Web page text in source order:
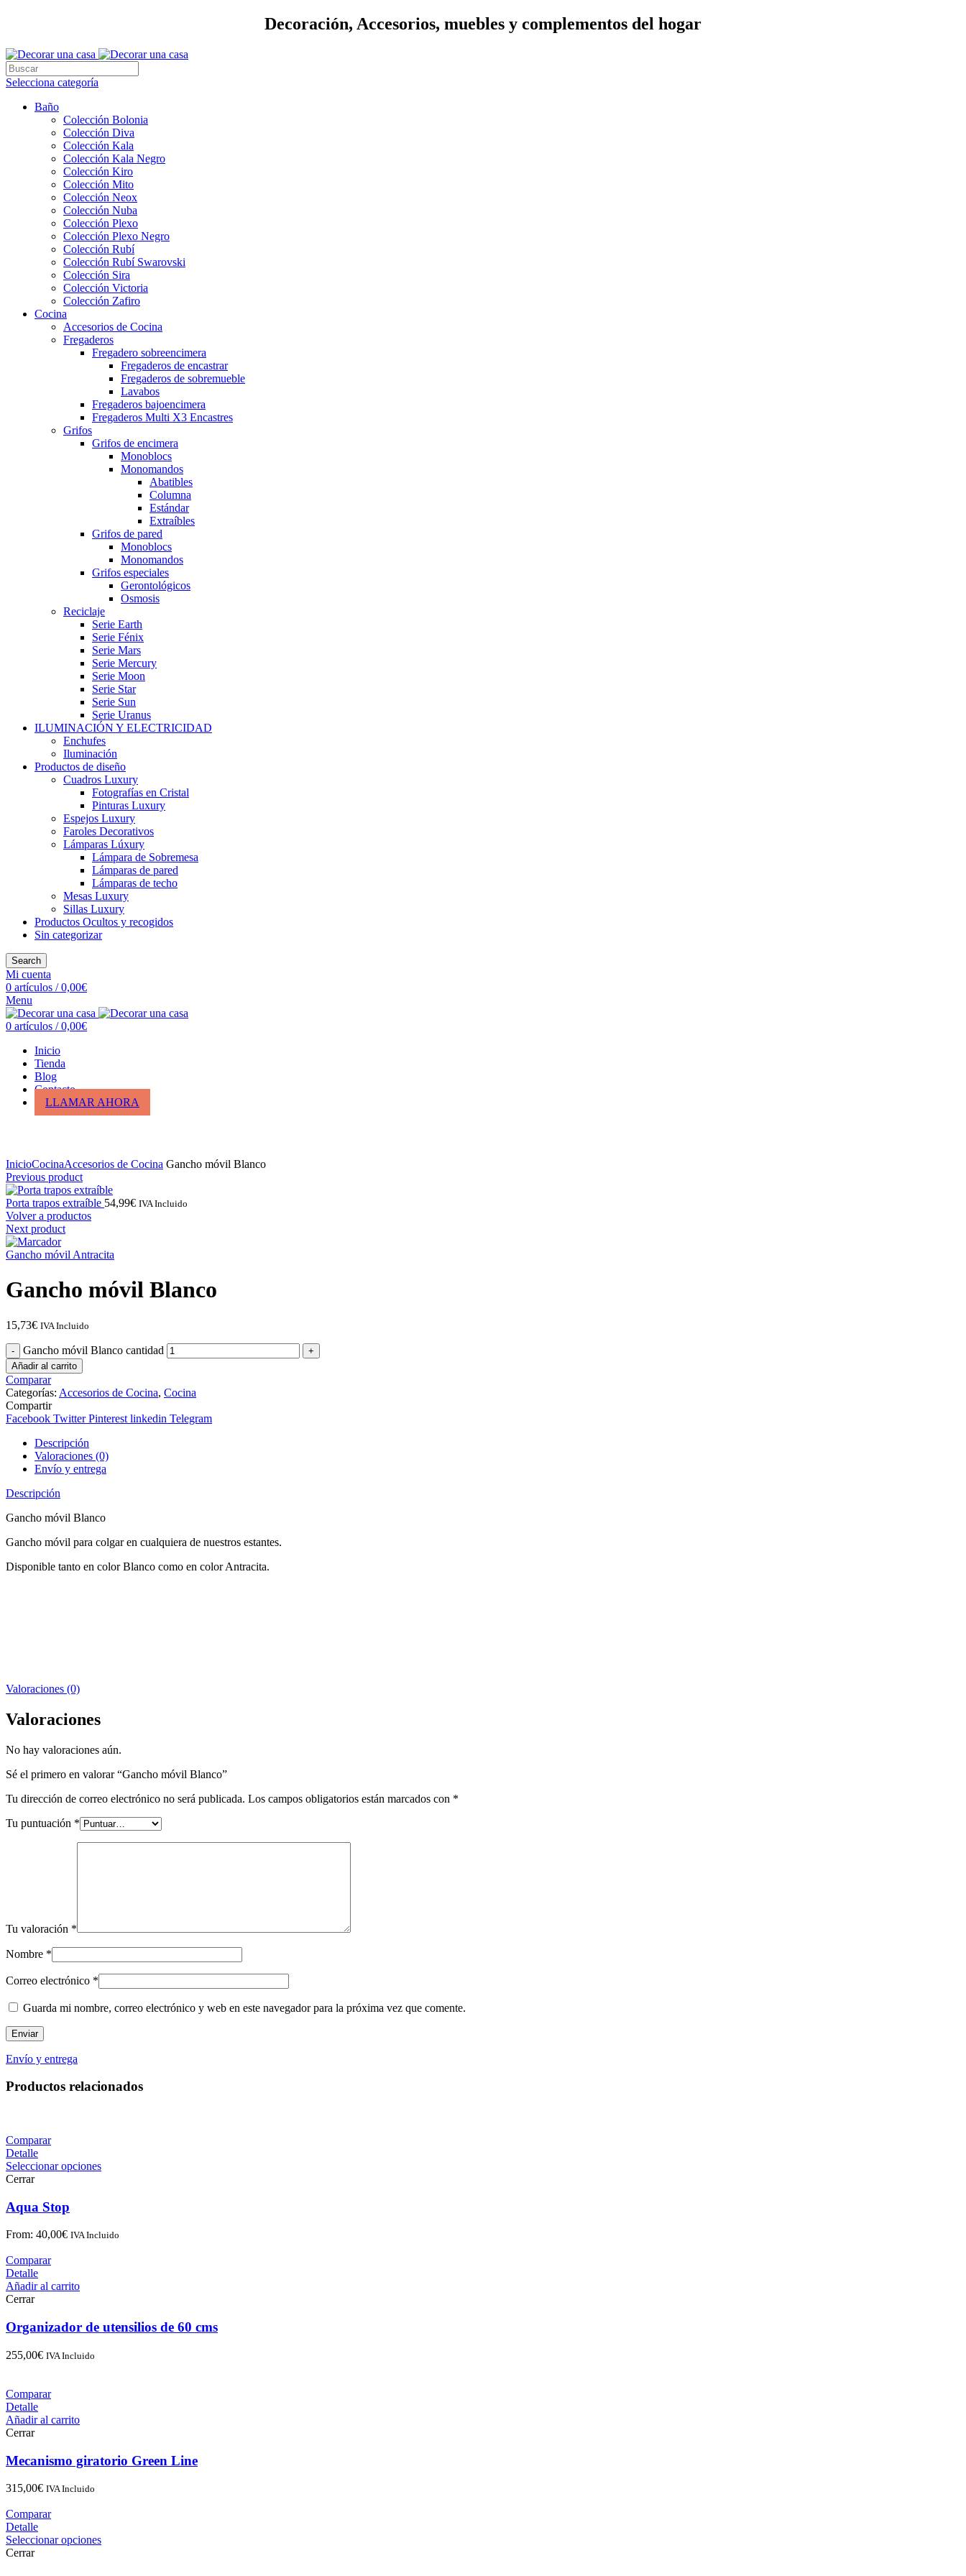
Decoración, Accesorios, muebles y complementos del hogar
Selecciona categoría
Baño
Colección Bolonia
Colección Diva
Colección Kala
Colección Kala Negro
Colección Kiro
Colección Mito
Colección Neox
Colección Nuba
Colección Plexo
Colección Plexo Negro
Colección Rubí
Colección Rubí Swarovski
Colección Sira
Colección Victoria
Colección Zafiro
Cocina
Accesorios de Cocina
Fregaderos
Fregadero sobreencimera
Fregaderos de encastrar
Fregaderos de sobremueble
Lavabos
Fregaderos bajoencimera
Fregaderos Multi X3 Encastres
Grifos
Grifos de encimera
Monoblocs
Monomandos
Abatibles
Columna
Estándar
Extraíbles
Grifos de pared
Monoblocs
Monomandos
Grifos especiales
Gerontológicos
Osmosis
Reciclaje
Serie Earth
Serie Fénix
Serie Mars
Serie Mercury
Serie Moon
Serie Star
Serie Sun
Serie Uranus
ILUMINACIÓN Y ELECTRICIDAD
Enchufes
Iluminación
Productos de diseño
Cuadros Luxury
Fotografías en Cristal
Pinturas Luxury
Espejos Luxury
Faroles Decorativos
Lámparas Lúxury
Lámpara de Sobremesa
Lámparas de pared
Lámparas de techo
Mesas Luxury
Sillas Luxury
Productos Ocultos y recogidos
Sin categorizar
Search
Mi cuenta
0 artículos / 0,00€
Menu
0 artículos / 0,00€
Inicio
Tienda
Blog
Contacto
LLAMAR AHORA
InicioCocinaAccesorios de Cocina Gancho móvil Blanco
Previous product
Porta trapos extraíble 54,99€ IVA Incluido
Volver a productos
Next product
Gancho móvil Antracita
Gancho móvil Blanco
15,73€ IVA Incluido
Gancho móvil Blanco cantidad
Añadir al carrito
Comparar
Categorías: Accesorios de Cocina, Cocina
Compartir
Facebook Twitter Pinterest linkedin Telegram
Descripción
Valoraciones (0)
Envío y entrega
Descripción
Gancho móvil Blanco
Gancho móvil para colgar en cualquiera de nuestros estantes.
Disponible tanto en color Blanco como en color Antracita.
Valoraciones (0)
Valoraciones
No hay valoraciones aún.
Sé el primero en valorar “Gancho móvil Blanco”
Tu dirección de correo electrónico no será publicada. Los campos obligatorios están marcados con *
Tu puntuación *
Tu valoración *
Nombre *
Correo electrónico *
Guarda mi nombre, correo electrónico y web en este navegador para la próxima vez que comente.
Envío y entrega
Productos relacionados
Comparar
Detalle
Seleccionar opciones
Cerrar
Aqua Stop
From: 40,00€ IVA Incluido
Comparar
Detalle
Añadir al carrito
Cerrar
Organizador de utensilios de 60 cms
255,00€ IVA Incluido
Comparar
Detalle
Añadir al carrito
Cerrar
Mecanismo giratorio Green Line
315,00€ IVA Incluido
Comparar
Detalle
Seleccionar opciones
Cerrar